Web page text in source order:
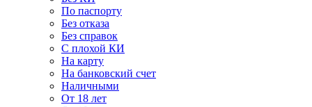
По паспорту
Без отказа
Без справок
С плохой КИ
На карту
На банковский счет
Наличными
От 18 лет